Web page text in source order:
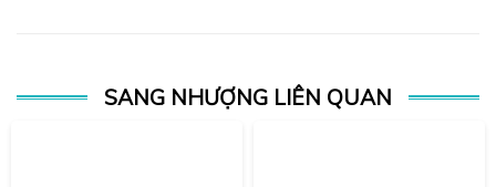
SANG NHƯỢNG LIÊN QUAN